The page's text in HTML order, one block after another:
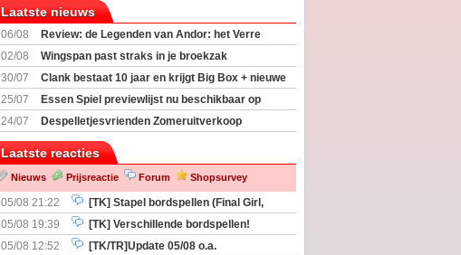
Laatste nieuws
06/08
Review: de Legenden van Andor: het Verre
Land
02/08
Wingspan past straks in je broekzak
30/07
Clank bestaat 10 jaar en krijgt Big Box + nieuwe
uitbreiding
25/07
Essen Spiel previewlijst nu beschikbaar op
Boardgamegeek
24/07
Despelletjesvrienden Zomeruitverkoop
Laatste reacties
Nieuws Prijsreactie Forum Shopsurvey
05/08 21:22
[TK] Stapel bordspellen (Final Girl,
Nemesis Retaliation, Zombicide Invader)
05/08 19:39
[TK] Verschillende bordspellen!
05/08 12:52
[TK/TR]Update 05/08 o.a.